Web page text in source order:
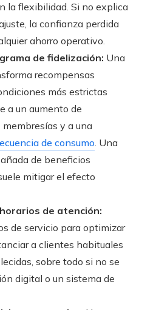
la flexibilidad. Si no explica
la confianza perdida
ahorro operativo.
de fidelización: Una
recompensas
más estrictas
a un aumento de
y a una
de consumo. Una
de beneficios
mitigar el efecto
de atención:
de servicio para optimizar
a clientes habituales
sobre todo si no se
digital o un sistema de